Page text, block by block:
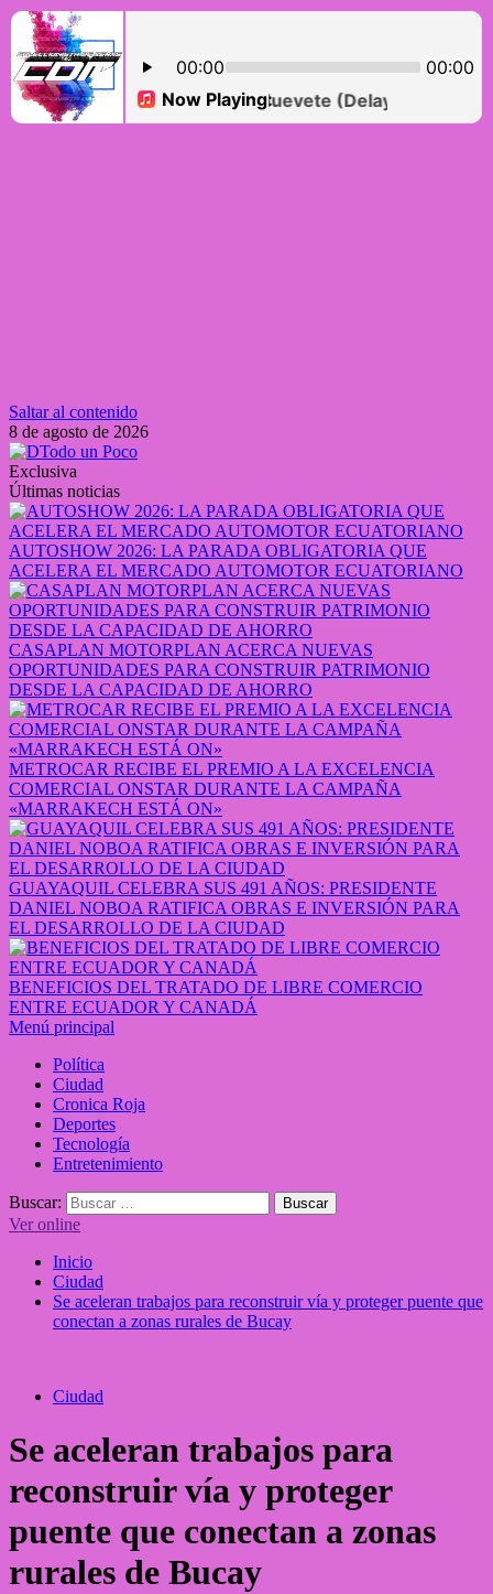
Saltar al contenido
8 de agosto de 2026
Exclusiva
Últimas noticias
AUTOSHOW 2026: LA PARADA OBLIGATORIA QUE
ACELERA EL MERCADO AUTOMOTOR ECUATORIANO
CASAPLAN MOTORPLAN ACERCA NUEVAS
OPORTUNIDADES PARA CONSTRUIR PATRIMONIO
DESDE LA CAPACIDAD DE AHORRO
METROCAR RECIBE EL PREMIO A LA EXCELENCIA
COMERCIAL ONSTAR DURANTE LA CAMPAÑA
«MARRAKECH ESTÁ ON»
GUAYAQUIL CELEBRA SUS 491 AÑOS: PRESIDENTE
DANIEL NOBOA RATIFICA OBRAS E INVERSIÓN PARA
EL DESARROLLO DE LA CIUDAD
BENEFICIOS DEL TRATADO DE LIBRE COMERCIO
ENTRE ECUADOR Y CANADÁ
Menú principal
Política
Ciudad
Cronica Roja
Deportes
Tecnología
Entretenimiento
Buscar:
Ver online
Inicio
Ciudad
Se aceleran trabajos para reconstruir vía y proteger puente que
conectan a zonas rurales de Bucay
Ciudad
Se aceleran trabajos para
reconstruir vía y proteger
puente que conectan a zonas
rurales de Bucay